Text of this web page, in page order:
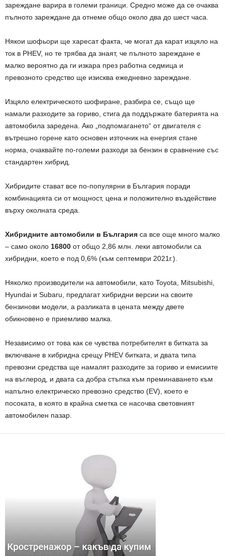
зареждане варира в големи граници. Средно може да се очаква
пълното зареждане да отнеме общо около два до шест часа.
Някои шофьори ще харесат факта, че могат да карат изцяло на
ток в PHEV, но те трябва да знаят, че пълното зареждане е
малко вероятно да ги изкара през работна седмица и
превозното средство ще изисква ежедневно зареждане.
Изцяло електрическото шофиране, разбира се, също ще
намали разходите за гориво, стига да поддържате батерията на
автомобила заредена. Ако „подпомагането“ от двигателя с
вътрешно горене като основен източник на енергия стане
норма, очаквайте по-големи разходи за бензин в сравнение със
стандартен хибрид.
Хибридите стават все по-популярни в България поради
комбинацията си от мощност, цена и положително въздействие
върху околната среда.
Хибридните автомобили в България са все още много малко
– само около 16800 от общо 2,86 млн. леки автомобили са
хибридни, което е под 0,6% (към септември 2021г.).
Няколко производители на автомобили, като Toyota, Mitsubishi,
Hyundai и Subaru, предлагат хибридни версии на своите
бензинови модели, а разликата в цената между двете
обикновено е приемливо малка.
Независимо от това как се чувства потребителят в битката за
включване в хибридна срещу PHEV битката, и двата типа
превозни средства ще намалят разходите за гориво и емисиите
на въглерод, и двата са добра стъпка към преминаването към
напълно електрическо превозно средство (EV), което е
посоката, в която в крайна сметка се насочва световният
автомобилен пазар.